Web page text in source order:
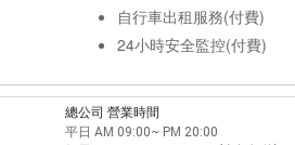
自行車出租服務(付費)
24小時安全監控(付費)